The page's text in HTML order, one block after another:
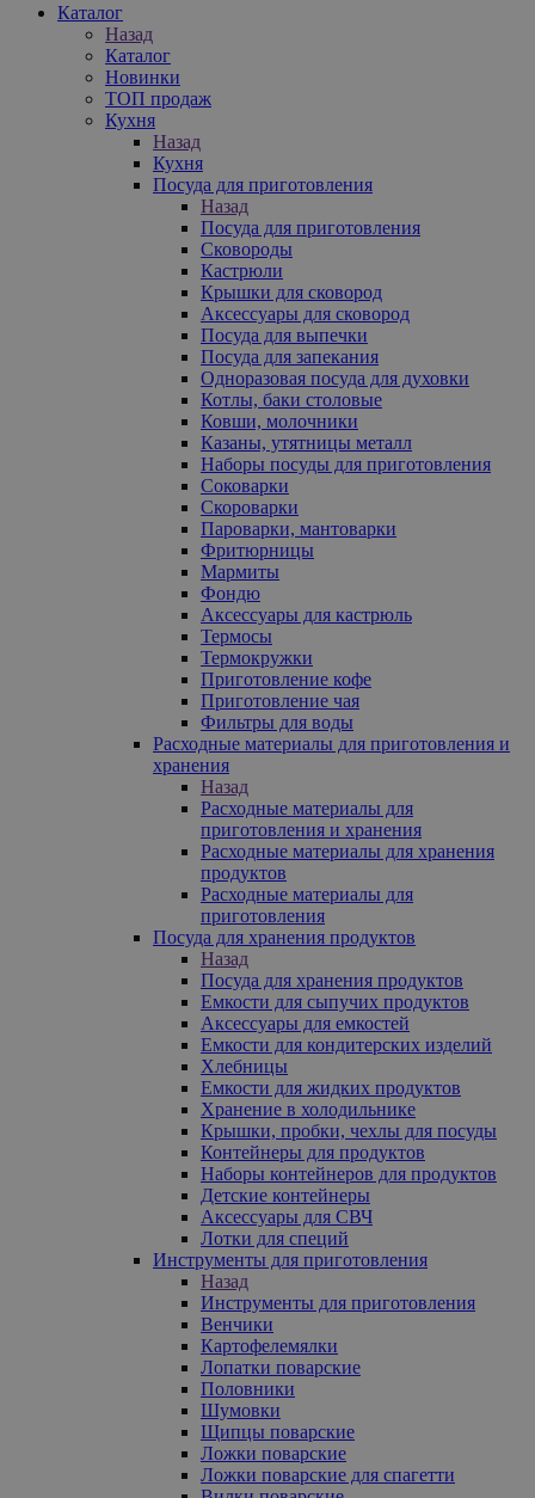
Каталог
Назад
Каталог
Новинки
ТОП продаж
Кухня
Назад
Кухня
Посуда для приготовления
Назад
Посуда для приготовления
Сковороды
Кастрюли
Крышки для сковород
Аксессуары для сковород
Посуда для выпечки
Посуда для запекания
Одноразовая посуда для духовки
Котлы, баки столовые
Ковши, молочники
Казаны, утятницы металл
Наборы посуды для приготовления
Соковарки
Скороварки
Пароварки, мантоварки
Фритюрницы
Мармиты
Фондю
Аксессуары для кастрюль
Термосы
Термокружки
Приготовление кофе
Приготовление чая
Фильтры для воды
Расходные материалы для приготовления и
хранения
Назад
Расходные материалы для
приготовления и хранения
Расходные материалы для хранения
продуктов
Расходные материалы для
приготовления
Посуда для хранения продуктов
Назад
Посуда для хранения продуктов
Емкости для сыпучих продуктов
Аксессуары для емкостей
Емкости для кондитерских изделий
Хлебницы
Емкости для жидких продуктов
Хранение в холодильнике
Крышки, пробки, чехлы для посуды
Контейнеры для продуктов
Наборы контейнеров для продуктов
Детские контейнеры
Аксессуары для СВЧ
Лотки для специй
Инструменты для приготовления
Назад
Инструменты для приготовления
Венчики
Картофелемялки
Лопатки поварские
Половники
Шумовки
Щипцы поварские
Ложки поварские
Ложки поварские для спагетти